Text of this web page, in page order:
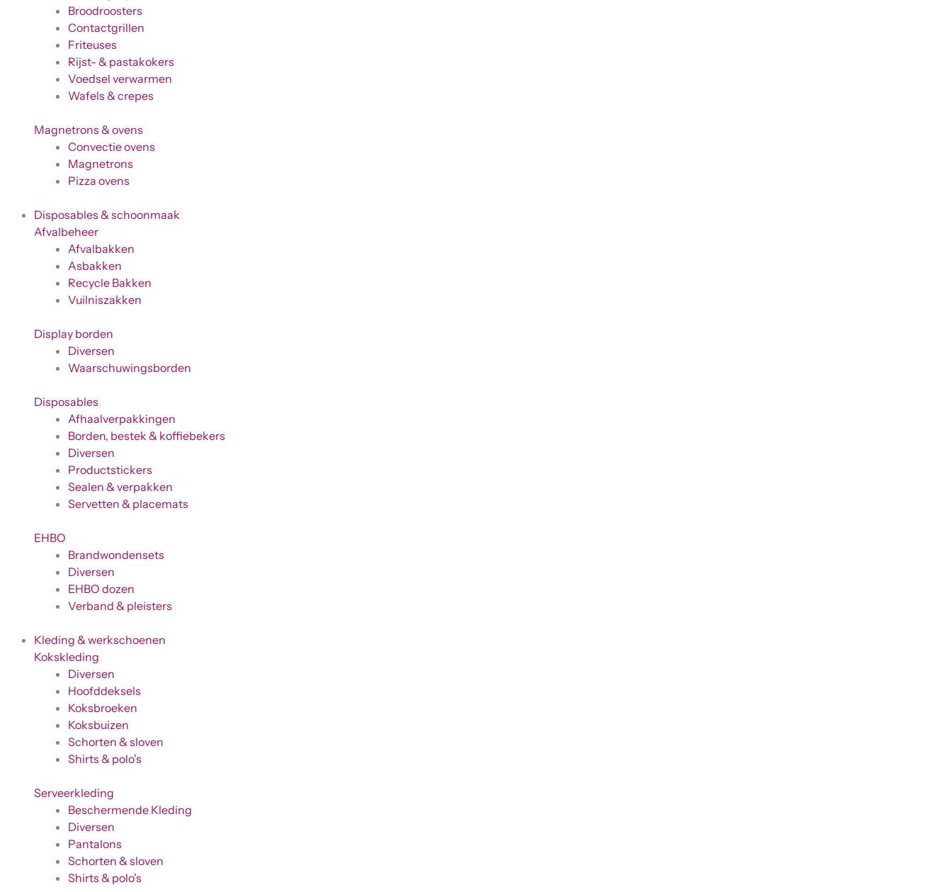
Broodroosters
Contactgrillen
Friteuses
Rijst- & pastakokers
Voedsel verwarmen
Wafels & crepes
Magnetrons & ovens
Convectie ovens
Magnetrons
Pizza ovens
Disposables & schoonmaak
Afvalbeheer
Afvalbakken
Asbakken
Recycle Bakken
Vuilniszakken
Display borden
Diversen
Waarschuwingsborden
Disposables
Afhaalverpakkingen
Borden, bestek & koffiebekers
Diversen
Productstickers
Sealen & verpakken
Servetten & placemats
EHBO
Brandwondensets
Diversen
EHBO dozen
Verband & pleisters
Kleding & werkschoenen
Kokskleding
Diversen
Hoofddeksels
Koksbroeken
Koksbuizen
Schorten & sloven
Shirts & polo's
Serveerkleding
Beschermende Kleding
Diversen
Pantalons
Schorten & sloven
Shirts & polo's